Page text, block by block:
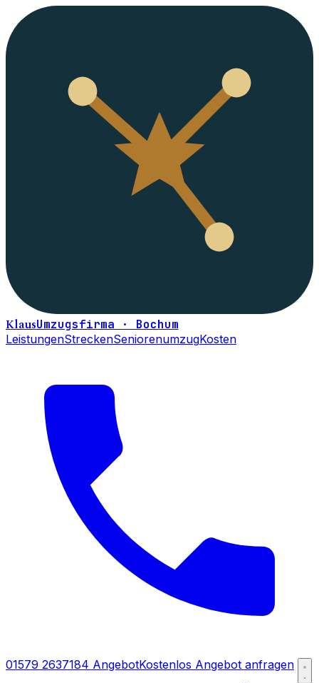
KlausUmzugsfirma · Bochum
LeistungenStreckenSeniorenumzugKosten
01579 2637184 AngebotKostenlos Angebot anfragen